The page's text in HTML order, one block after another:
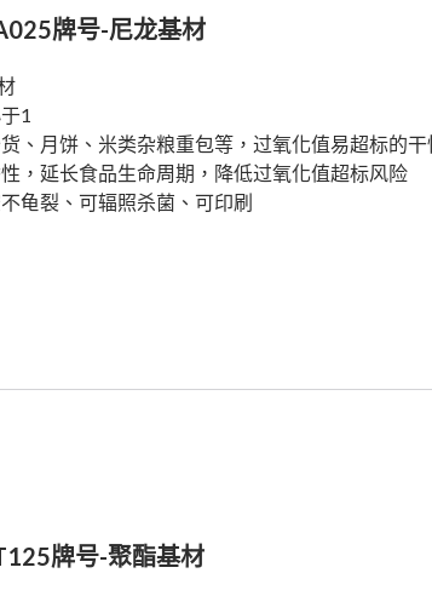
牌号-尼龙基材
1
、月饼、米类杂粮重包等，过氧化值易超标的干
，延长食品生命周期，降低过氧化值超标风险
龟裂、可辐照杀菌、可印刷
牌号-聚酯基材